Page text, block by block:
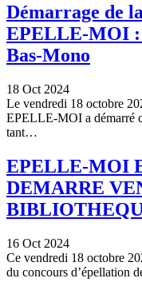
Démarrage de
EPELLE-MOI :
Bas-Mono
18 Oct 2024
Le vendredi 18 octobre
EPELLE-MOI a démarré
tant…
EPELLE-MOI
DEMARRE
16 Oct 2024
Ce vendredi 18 octobre
du concours d’épellation